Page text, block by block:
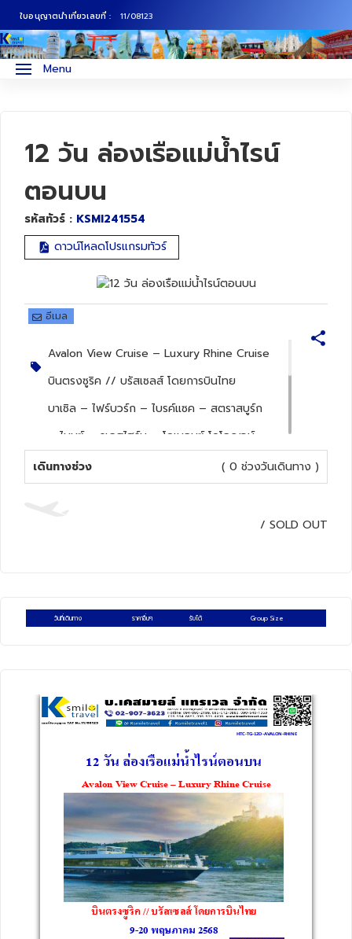
ใบอนุญาตนำเที่ยวเลขที่ : 11/08123
Menu
12 วัน ล่องเรือแม่น้ำไรน์
ตอนบน
รหัสทัวร์ : KSMI241554
ดาวน์โหลดโปรแกรมทัวร์
อีเมล
Avalon View Cruise – Luxury Rhine Cruise
บินตรงซูริค // บรัสเซลส์ โดยการบินไทย
บาเซิล – ไฟร์บวร์ก – ไบรค์แซค – สตราสบูร์ก
– ไมนซ์ – รูเดสไฮร์ม – โคเบลนซ์ โคโลญจน์ –
อัมสเตอร์ดัม – กีธูร์น (พัก รร. 1 คืน) –
เดินทางช่วง ( 0 ช่วงวันเดินทาง )
/ SOLD OUT
วันที่เดินทาง ราคาอื่นๆ รับได้ Group Size
ทัวร์ญี่ปุ่น
ทัวร์ยุโรป
ทัวร์จีน
ทัวร์ฮ่องกง
ทัวร์สิงคโปร์
ทัวร์สวิตเซอร์แลนด์
ทัวร์ลาว
ทัวร์จอร์เจีย
ทัวร์บาหลี
ทัวร์ออสเตรเลีย
ภาคเหนือ
ภาคตะวันออก